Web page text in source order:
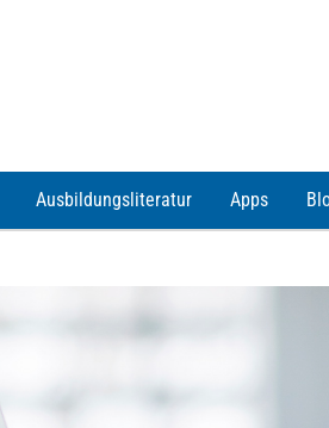
Ausbildungsliteratur Apps